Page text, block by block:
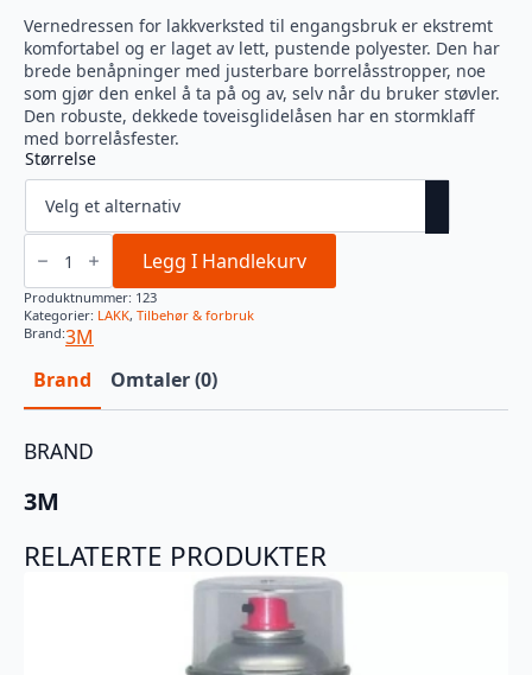
Vernedressen for lakkverksted til engangsbruk er ekstremt
komfortabel og er laget av lett, pustende polyester. Den har
brede benåpninger med justerbare borrelåsstropper, noe
som gjør den enkel å ta på og av, selv når du bruker støvler.
Den robuste, dekkede toveisglidelåsen har en stormklaff
med borrelåsfester.
Størrelse
3M
ENGANGS
LAKKDRESS
antall
Legg I Handlekurv
Produktnummer: 123
Kategorier: LAKK, Tilbehør & forbruk
Brand:3M
Brand
Omtaler (0)
BRAND
3M
RELATERTE PRODUKTER